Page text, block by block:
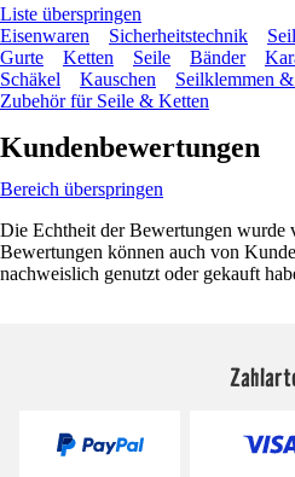
Liste überspringen
Eisenwaren
Sicherheitstechnik
Gurte
Ketten Seile Bänder
Schäkel
Kauschen
Seilklemmen
Zubehör für Seile & Ketten
Kundenbewertungen
Bereich überspringen
Die Echtheit der Bewertungen wurde
Bewertungen können auch von
nachweislich genutzt oder gekauft